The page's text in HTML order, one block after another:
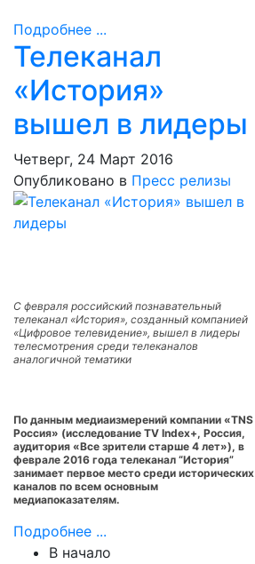
Подробнее ...
Телеканал
«История»
вышел в лидеры
Четверг, 24 Март 2016
Опубликовано в Пресс релизы
С февраля российский познавательный
телеканал «История», созданный компанией
«Цифровое телевидение», вышел в лидеры
телесмотрения среди телеканалов
аналогичной тематики
По данным медиаизмерений компании «TNS
Россия» (исследование TV Index+, Россия,
аудитория «Все зрители старше 4 лет»), в
феврале 2016 года телеканал “История”
занимает первое место среди исторических
каналов по всем основным
медиапоказателям.
Подробнее ...
В начало